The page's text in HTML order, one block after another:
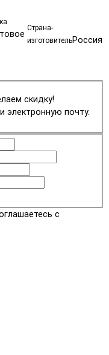
Страна-
изготовительРоссия
скидку!
электронную почту.
с